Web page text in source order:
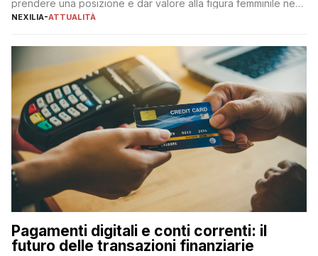
prendere una posizione e dar valore alla figura femminile nella
sua complessità e crucialità. A lanciare un messaggio “forte e
NEXILIA-ATTUALITÀ
Pagamenti digitali e conti correnti: il
futuro delle transazioni finanziarie